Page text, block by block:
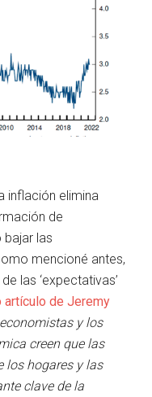
inflación elimina
de
bajar las
mencioné antes,
las ‘expectativas’
artículo de Jeremy
economistas y los
creen que las
los hogares y las
clave de la